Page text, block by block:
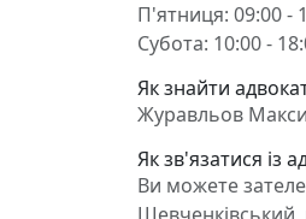
П'ятниця: 09:00 -
Субота: 10:00 -
Як знайти
Журавльов
Як зв'язатися із
Ви можете